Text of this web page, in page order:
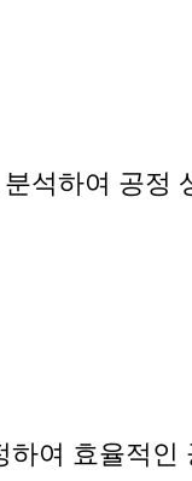
석하여 공정
여 효율적인